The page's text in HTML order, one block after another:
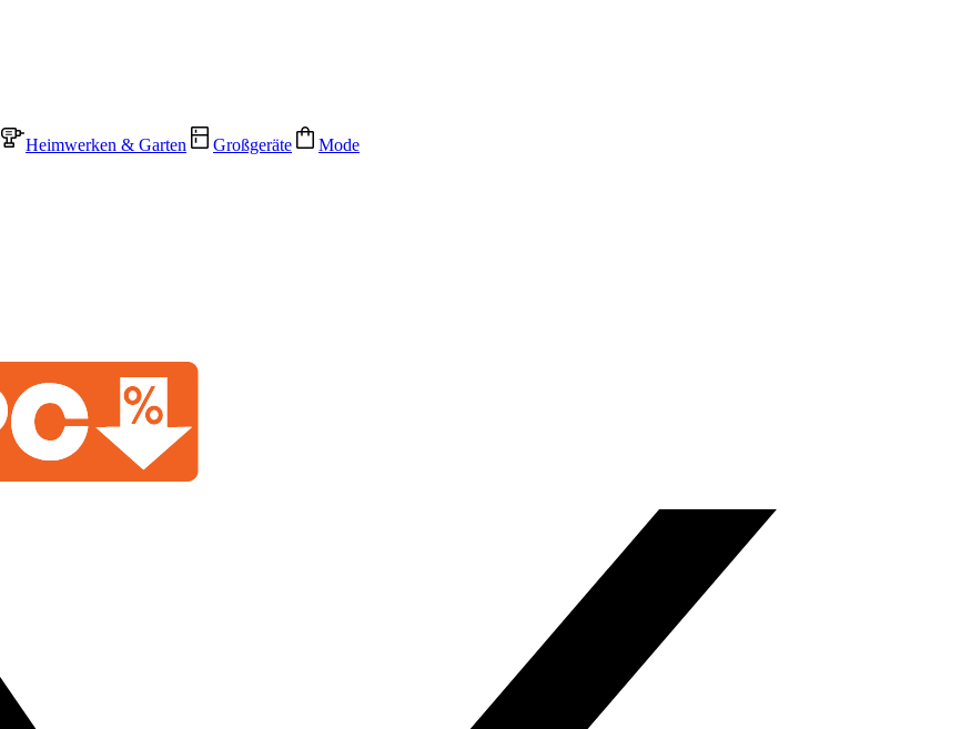
Heimwerken & Garten Großgeräte Mode